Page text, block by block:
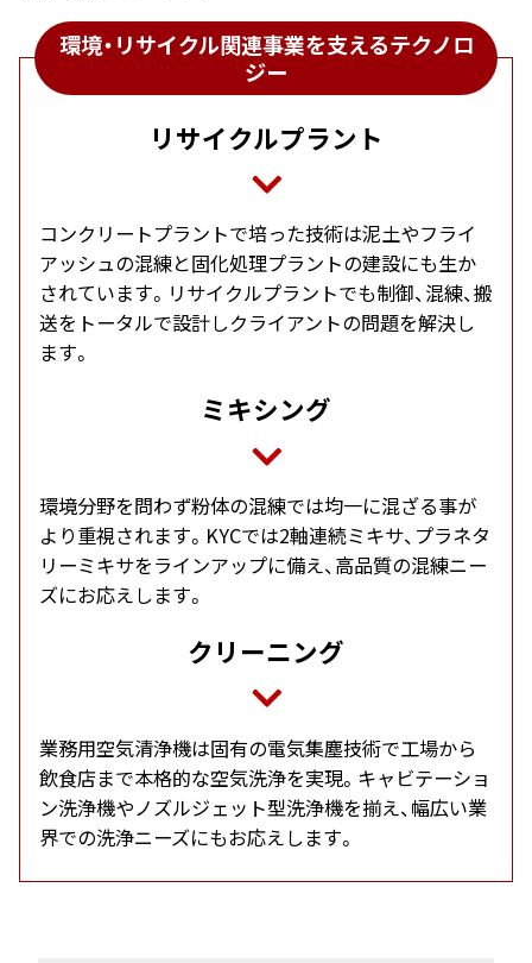
環境・リサイクル関連事業を支えるテクノロ
ジー
リサイクルプラント
コンクリートプラントで培った技術は泥土やフライ
アッシュの混練と固化処理プラントの建設にも生か
されています。リサイクルプラントでも制御、混練、搬
送をトータルで設計しクライアントの問題を解決し
ます。
ミキシング
環境分野を問わず粉体の混練では均一に混ざる事が
より重視されます。KYCでは2軸連続ミキサ、プラネタ
リーミキサをラインアップに備え、高品質の混練ニー
ズにお応えします。
クリーニング
業務用空気清浄機は固有の電気集塵技術で工場から
飲食店まで本格的な空気洗浄を実現。キャビテーショ
ン洗浄機やノズルジェット型洗浄機を揃え、幅広い業
界での洗浄ニーズにもお応えします。